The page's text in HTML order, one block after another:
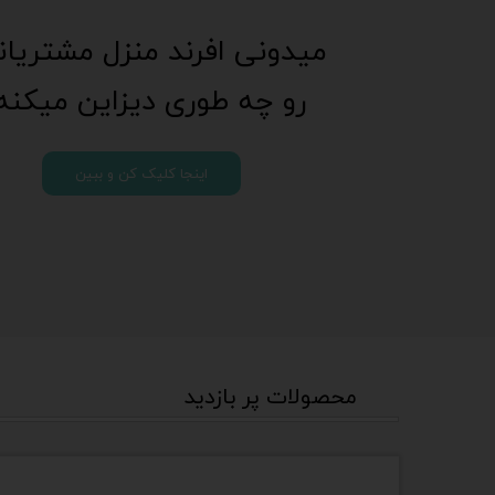
میدونی افرند منزل
رو چه طوری دیزاین
اینجا کلیک کن و ببین
محصولات پر بازدید